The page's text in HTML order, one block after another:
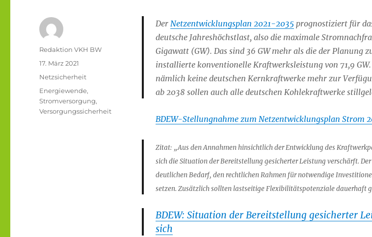
Der Netzentwicklungsplan 2021-2035prognostiziert für
deutsche Jahreshöchstlast, also die maximale
Gigawatt (GW). Das sind 36 GW mehr als die der Planung
installierte konventionelle Kraftwerksleistung von 71,9 GW.
nämlich keine deutschen Kernkraftwerke mehr zur
ab 2038 sollen auch alle deutschen Kohlekraftwerke
BDEW-Stellungnahme zum Netzentwicklungsplan Strom
Zitat: „Aus den Annahmen hinsichtlich der Entwicklung des
sich die Situation der Bereitstellung gesicherter Leistung verschärft. Der
deutlichen Bedarf, den rechtlichen Rahmen für notwendige
setzen. Zusätzlich sollten lastseitige Flexibilitätspotenziale dauerhaft
BDEW: Situation der Bereitstellung gesicherter
sich
Autor
Redaktion VKH BW
Veröffentlicht
17. März 2021
Kategorien
Netzsicherheit
Schlagwörter
Energiewende,
Stromversorgung,
Versorgungssicherheit